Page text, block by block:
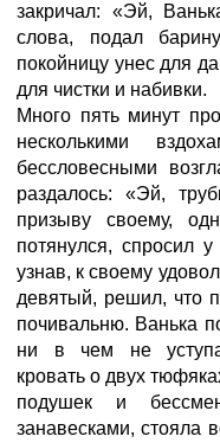
закричал: «Эй,
слова, подал
покойницу унес для
для чистки и набивки.
Много пять минут
несколькими
бессловесными
раздалось: «Эй,
призыву своему,
потянулся, спросил
узнав, к своему
девятый, решил, что
почивальню. Ванька
ни в чем не
кровать о двух
подушек и
занавесками, стояла